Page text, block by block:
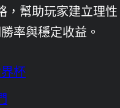
，幫助玩家建立理性
率與穩定收益。
杯